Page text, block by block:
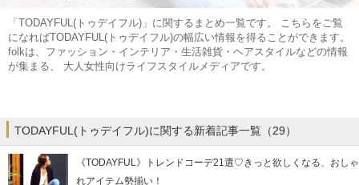
「TODAYFUL(トゥデイフル)」に関するまとめ一覧です。 こちらをご覧
になればTODAYFUL(トゥデイフル)の幅広い情報を得ることができます。
folkは、ファッション・インテリア・生活雑貨・ヘアスタイルなどの情報
が集まる、 大人女性向けライフスタイルメディアです。
TODAYFUL(トゥデイフル)に関する新着記事一覧（29）
《TODAYFUL》トレンドコーデ21選♡きっと欲しくなる、おしゃ
れアイテム勢揃い！